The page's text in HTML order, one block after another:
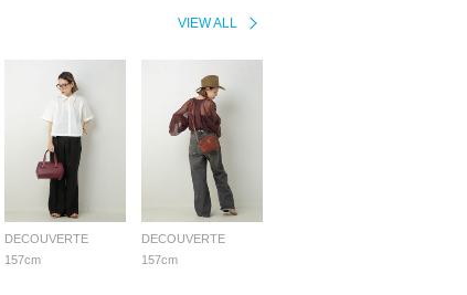
VIEW ALL
DECOUVERTE
157cm
DECOUVERTE
157cm